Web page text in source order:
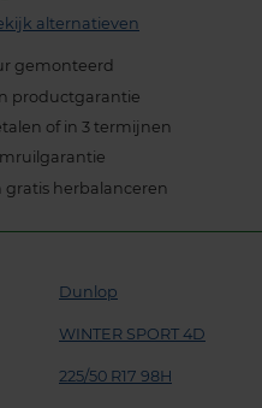
alternatieven
gemonteerd
productgarantie
of in 3 termijnen
gratis herbalanceren
Dunlop
WINTER SPORT 4D
225/50 R17 98H